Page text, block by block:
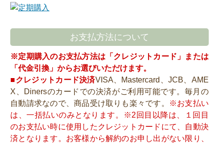
お支払方法について
※定期購入のお支払方法は「クレジットカード」または
「代金引換」からお選びいただけます。
■クレジットカード決済VISA、Mastercard、JCB、AME
X、Dinersのカードでの決済がご利用可能です。毎月の
自動請求なので、商品受け取りも楽々です。
※お支払い
は、一括払いのみとなります。※2回目以降は、１回目
のお支払い時に使用したクレジットカードにて、自動決
済となります。お客様から解約のお申し出がない限り、